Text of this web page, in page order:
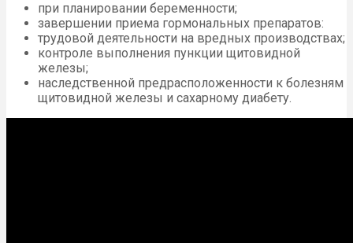
при планировании беременности;
завершении приема гормональных препаратов:
трудовой деятельности на вредных производствах;
контроле выполнения пункции щитовидной
железы;
наследственной предрасположенности к болезням
щитовидной железы и сахарному диабету.